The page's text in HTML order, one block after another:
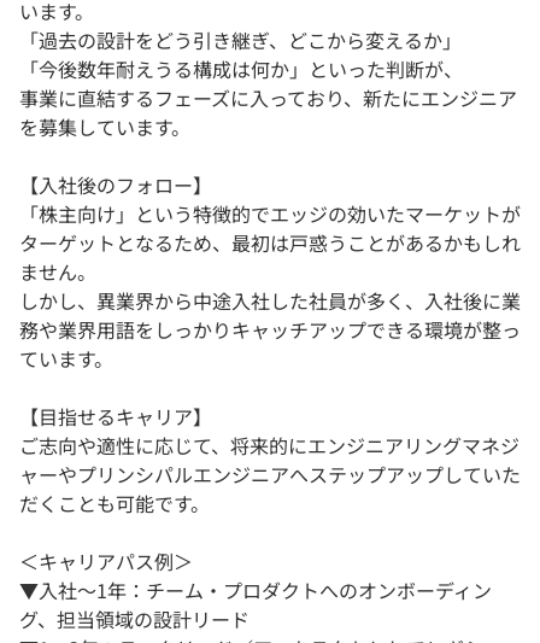
います。
「過去の設計をどう引き継ぎ、どこから変えるか」
「今後数年耐えうる構成は何か」といった判断が、
事業に直結するフェーズに入っており、新たにエンジニア
を募集しています。
【入社後のフォロー】
「株主向け」という特徴的でエッジの効いたマーケットが
ターゲットとなるため、最初は戸惑うことがあるかもしれ
ません。
しかし、異業界から中途入社した社員が多く、入社後に業
務や業界用語をしっかりキャッチアップできる環境が整っ
ています。
【目指せるキャリア】
ご志向や適性に応じて、将来的にエンジニアリングマネジ
ャーやプリンシパルエンジニアへステップアップしていた
だくことも可能です。
＜キャリアパス例＞
▼入社～1年：チーム・プロダクトへのオンボーディン
グ、担当領域の設計リード